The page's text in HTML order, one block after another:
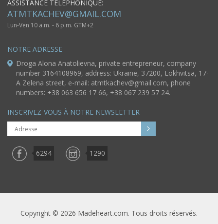
ASSISTANCE TÉLÉPHONIQUE:
ATMTKACHEV@GMAIL.COM
Lun-Ven 10 a.m. - 6 p.m. GTM+2
NOTRE ADRESSE
Droga Alona Anatolievna, private entrepreneur, company
number 3164108969, address: Ukraine, 37200, Lokhvitsa, 17-
A Zelena street, e-mail: atmtkachev@gmail.com, phone
numbers: +38 063 656 17 66, +38 067 239 57 24.
INSCRIVEZ-VOUS À NOTRE NEWSLETTER
6294 1290
Copyright © 2026 Madeheart.com. Tous droits réservés.